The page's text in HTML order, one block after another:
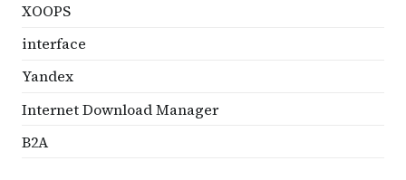
XOOPS
interface
Yandex
Internet Download Manager
B2A